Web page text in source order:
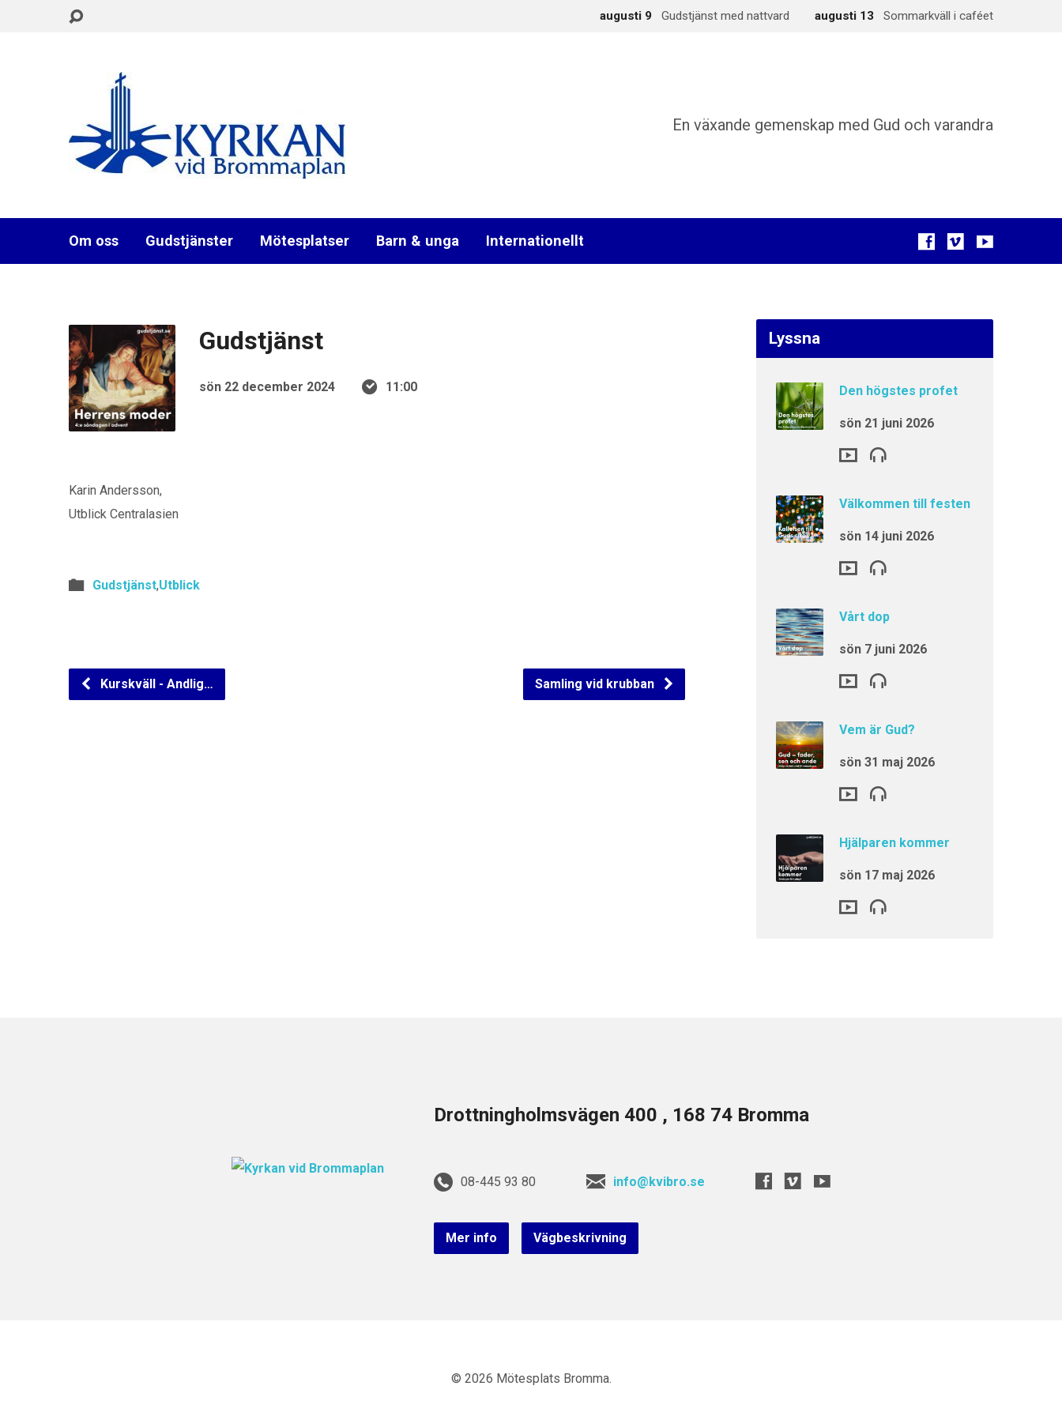
augusti 9 Gudstjänst med nattvard augusti 13 Sommarkväll i caféet
En växande gemenskap med Gud och varandra
Om oss Gudstjänster Mötesplatser Barn & unga Internationellt
Gudstjänst
sön 22 december 2024 11:00
Karin Andersson,
Utblick Centralasien
Gudstjänst,Utblick
Kurskväll - Andlig… Samling vid krubban
Lyssna
Den högstes profet
sön 21 juni 2026
Välkommen till festen
sön 14 juni 2026
Vårt dop
sön 7 juni 2026
Vem är Gud?
sön 31 maj 2026
Hjälparen kommer
sön 17 maj 2026
Drottningholmsvägen 400 , 168 74 Bromma
08-445 93 80 info@kvibro.se
Mer info Vägbeskrivning
© 2026 Mötesplats Bromma.